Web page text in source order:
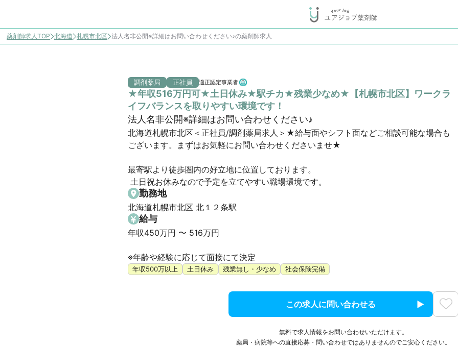
薬剤師求人TOP 北海道 札幌市北区 法人名非公開※詳細はお問い合わせください♪の薬剤師求人
調剤薬局 正社員 適正認定事業者
★年収516万円可★土日休み★駅チカ★残業少なめ★【札幌市北区】ワークラ
イフバランスを取りやすい環境です！
法人名非公開※詳細はお問い合わせください♪
北海道札幌市北区＜正社員/調剤薬局求人＞★給与面やシフト面などご相談可能な場合も
ございます。まずはお気軽にお問い合わせくださいませ★
最寄駅より徒歩圏内の好立地に位置しております。
土日祝お休みなので予定を立てやすい職場環境です。
勤務地
北海道札幌市北区 北１２条駅
給与
年収450万円 〜 516万円
※年齢や経験に応じて面接にて決定
年収500万以上 土日休み 残業無し・少なめ 社会保険完備
この求人に問い合わせる
無料で求人情報をお問い合わせいただけます。
薬局・病院等への直接応募・問い合わせではありませんのでご安心ください。